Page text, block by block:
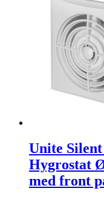
Unite
Hygrostat
med front